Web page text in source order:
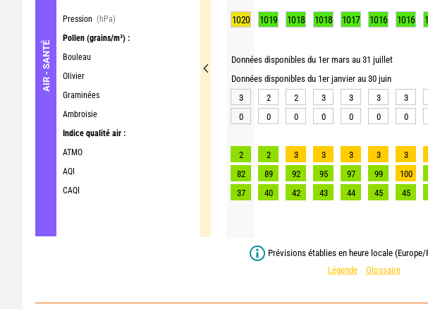
AIR - SANTÉ
Pression (hPa)
Pollen (grains/m³) :
Bouleau
Olivier
Graminées
Ambroisie
Indice qualité air :
ATMO
AQI
CAQI
1020 1019 1018 1018 1017 1016 1016
Données disponibles du 1er mars au 31 juillet
Données disponibles du 1er janvier au 30 juin
3
2 2 3 3 3 3
0
0 0 0 0 0 0
2 2 3 3 3 3 3
82
89 92 95 97 99 100
37
40 42 43 44 45 45
Prévisions établies en heure locale (Europe/
Légende
Glossaire